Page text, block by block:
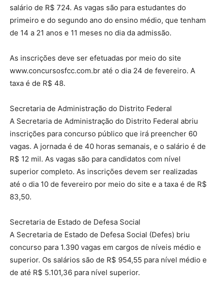
salário de R$ 724. As vagas são para estudantes do
primeiro e do segundo ano do ensino médio, que tenham
de 14 a 21 anos e 11 meses no dia da admissão.
As inscrições deve ser efetuadas por meio do site
www.concursosfcc.com.br até o dia 24 de fevereiro. A
taxa é de R$ 48.
Secretaria de Administração do Distrito Federal
A Secretaria de Administração do Distrito Federal abriu
inscrições para concurso público que irá preencher 60
vagas. A jornada é de 40 horas semanais, e o salário é de
R$ 12 mil. As vagas são para candidatos com nível
superior completo. As inscrições devem ser realizadas
até o dia 10 de fevereiro por meio do site e a taxa é de R$
83,50.
Secretaria de Estado de Defesa Social
A Secretaria de Estado de Defesa Social (Defes) briu
concurso para 1.390 vagas em cargos de níveis médio e
superior. Os salários são de R$ 954,55 para nível médio e
de até R$ 5.101,36 para nível superior.